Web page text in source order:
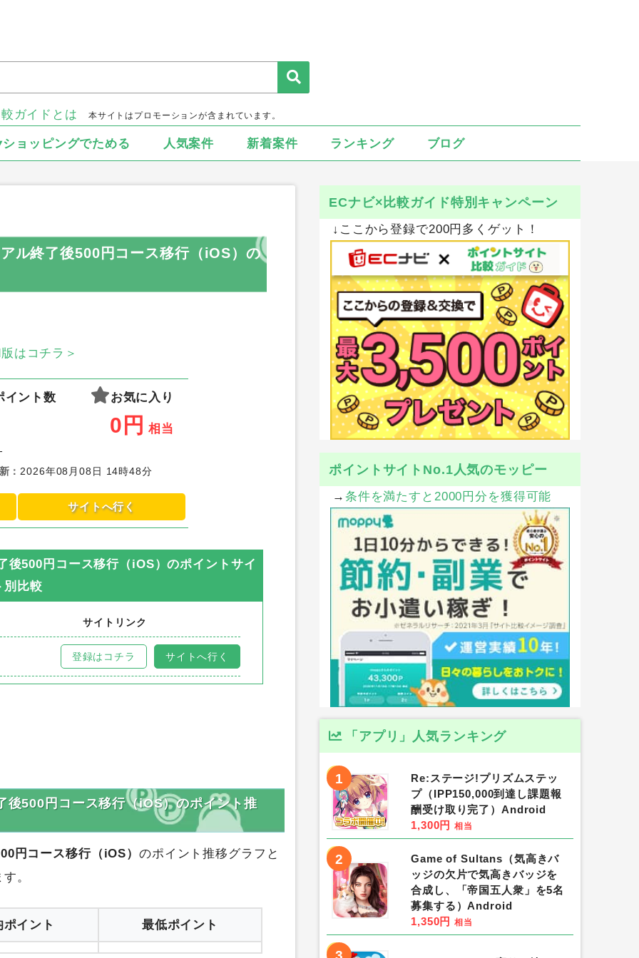
ガイドとは 本サイトはプロモーションが含まれています。
ショッピングでためる 人気案件 新着案件 ランキング ブログ
ル終了後500円コース移行（iOS）の
はコチラ＞
イント数 お気に入り
0 円 相当
： 2026年08月08日 14時48分
サイトへ行く
後500円コース移行（iOS）のポイントサイ
別比較
サイトリンク
登録はコチラ サイトへ行く
500円コース移行（iOS）のポイント推
円コース移行（iOS） のポイント推移グラフと
。
ポイント 最低ポイント
ECナビ×比較ガイド特別キャンペーン
↓ここから登録で200円多くゲット！
ポイントサイトNo.1人気のモッピー
→ 条件を満たすと2000円分を獲得可能
「アプリ」人気ランキング
1
Re:ステージ!プリズムステッ
プ（IPP150,000到達し課題報
酬受け取り完了）Android
1,300円 相当
2
Game of Sultans（気高きバ
ッジの欠片で気高きバッジを
合成し、「帝国五人衆」を5名
募集する）Android
1,350円 相当